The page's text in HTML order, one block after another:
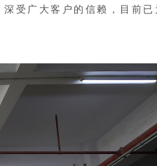
受广大客户的信赖，目前已